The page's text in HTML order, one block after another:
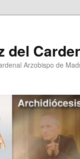
del
Arzobispo de